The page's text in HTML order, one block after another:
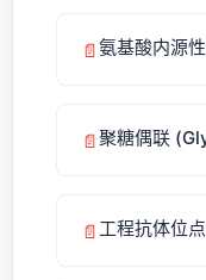
📄氨基酸内源
📄聚糖偶联
📄 工程抗体位